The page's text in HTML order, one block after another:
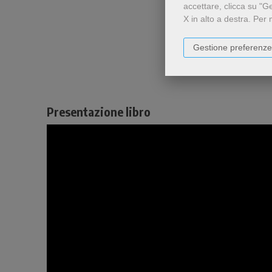
accettare, clicca su
X in alto a destra. Per
Gestione preferenze
Presentazione libro